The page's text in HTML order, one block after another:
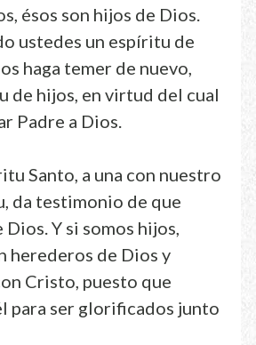
ésos son hijos de Dios.
ustedes un espíritu de
haga temer de nuevo,
de hijos, en virtud del cual
Padre a Dios.
Santo, a una con nuestro
da testimonio de que
Y si somos hijos,
herederos de Dios y
Cristo, puesto que
para ser glorificados junto